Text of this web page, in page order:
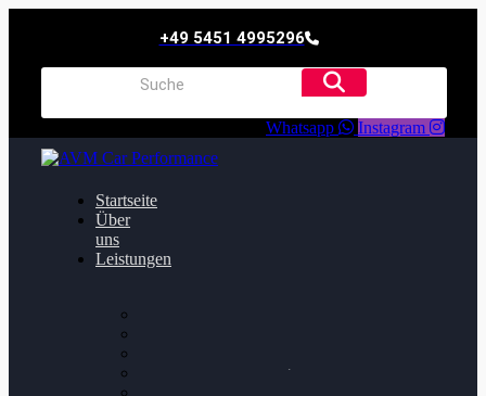
+49 5451 4995296
Whatsapp Instagram
Startseite
Über
uns
Leistungen
Getriebeoptimierung